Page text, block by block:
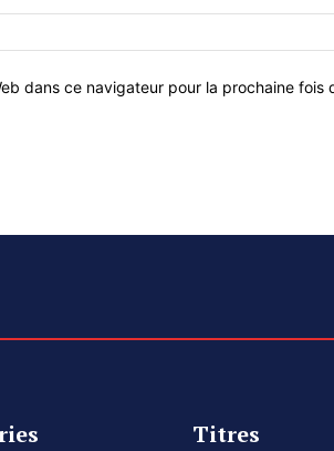
dans ce navigateur pour la prochaine fois
Titres